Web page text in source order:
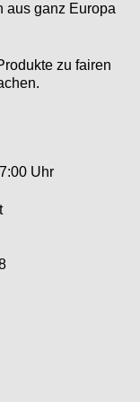
aus ganz Europa
zu fairen
Uhr